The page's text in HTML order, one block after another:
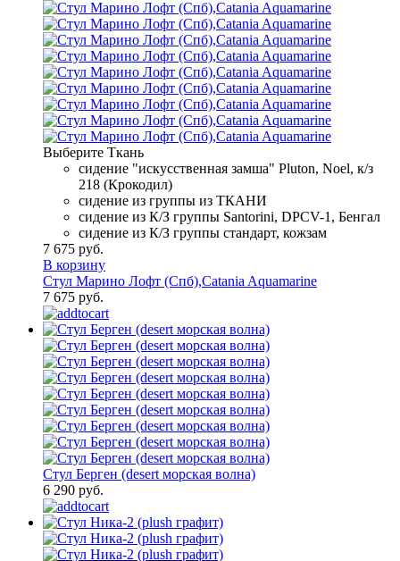
Выберите Ткань
сидение "искусственная замша" Pluton, Noel, к/з
218 (Крокодил)
сидение из группы из ТКАНИ
сидение из К/З группы Santorini, DPCV-1, Бенгал
сидение из К/З группы стандарт, кожзам
7 675 руб.
В корзину
Стул Марино Лофт (Спб),Catania Aquamarine
7 675 руб.
Стул Берген (desert морская волна)
6 290 руб.